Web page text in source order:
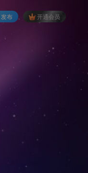
发布 开通会员